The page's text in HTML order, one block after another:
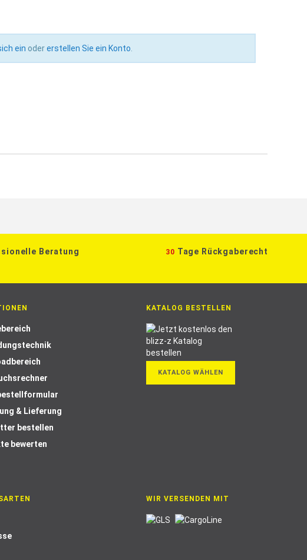
ein odererstellen Sie ein Konto
Beratung 30 Tage Rückgaberecht
& Lieferung
bestellen
bewerten
KATALOG BESTELLEN
KATALOG WÄHLEN
WIR VERSENDEN MIT